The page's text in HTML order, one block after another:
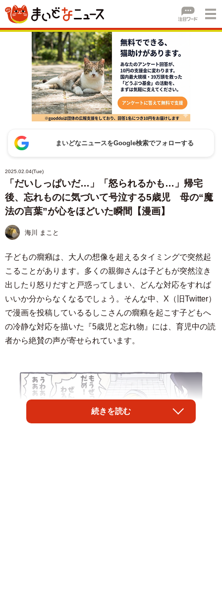
まいどなニュースをGoogle検索でフォローする
2025.02.04(Tue)
「だいしっぱいだ…」「怒られるかも…」帰宅
後、忘れものに気づいて号泣する5歳児 母の“魔
法の言葉”が心をほどいた瞬間【漫画】
海川 まこと
子どもの癇癪は、大人の想像を超えるタイミングで突然起
こることがあります。多くの親御さんは子どもが突然泣き
出したり怒りだすと戸惑ってしまい、どんな対応をすれば
いいか分からなくなるでしょう。そんな中、X（旧Twitter）
で漫画を投稿しているるしこさんの癇癪を起こす子どもへ
の冷静な対応を描いた『5歳児と忘れ物』には、育児中の読
者から絶賛の声が寄せられています。
続きを読む